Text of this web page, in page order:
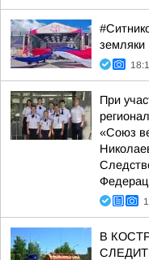
земляки
При
«Союз
В